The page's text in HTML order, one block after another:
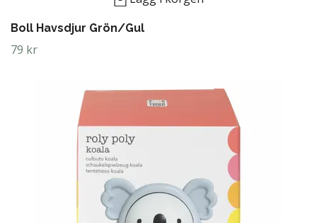
Boll Havsdjur Grön/Gul
79 kr